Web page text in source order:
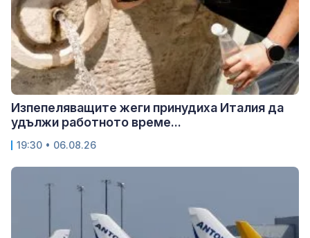
Изпепеляващите жеги принудиха Италия да
удължи работното време...
19:30 • 06.08.26